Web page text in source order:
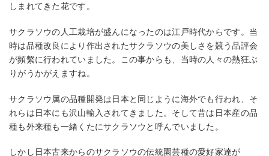
しまれてきた花です。
サクラソウの人工栽培が盛んになったのは江戸時代からです。当
時は品種改良により作出されたサクラソウの美しさを競う品評会
が頻繫に行われていました。この事からも、当時の人々の熱狂ぶ
りがうかがえますね。
サクラソウ属の品種開発は日本と同じように海外でも行われ、そ
れらは日本にも沢山輸入されてきました。そして昔は日本産の品
種も外来種も一緒くたにサクラソウと呼んでいました。
しかし日本古来からのサクラソウの伝統園芸種の愛好家達が